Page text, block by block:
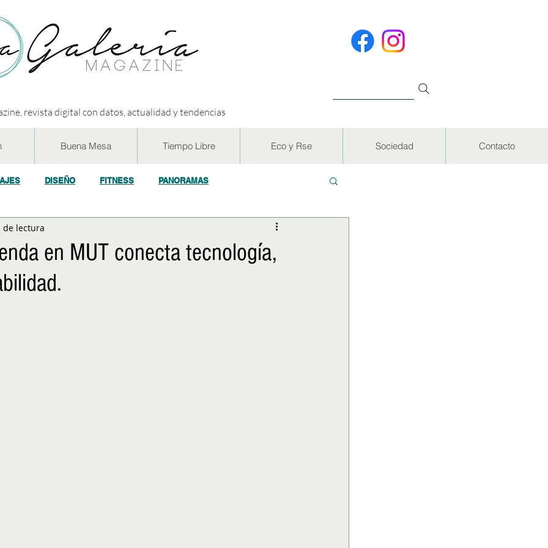
revista digital con datos, actualidad y tendencias
Buena Mesa Tiempo Libre Eco y Rse Sociedad Contacto
DISEÑO FITNESS PANORAMAS
ENTREVISTAS
NIÑOS
en MUT conecta tecnología,
de lectura